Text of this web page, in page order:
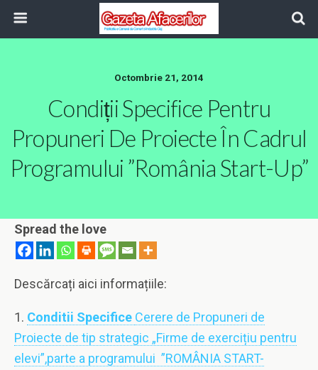
Octombrie 21, 2014
Condiții Specifice Pentru
Propuneri De Proiecte În Cadrul
Programului ”România Start-Up”
Spread the love
Descărcați aici informațiile:
1. Conditii Specifice Cerere de Propuneri de
Proiecte de tip strategic „Firme de exercițiu pentru
elevi”,parte a programului ”ROMÂNIA START-